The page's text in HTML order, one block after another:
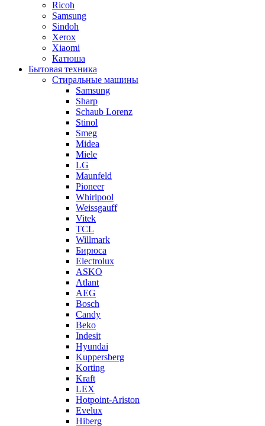
Ricoh
Samsung
Sindoh
Xerox
Xiaomi
Катюша
Бытовая техника
Стиральные машины
Samsung
Sharp
Schaub Lorenz
Stinol
Smeg
Midea
Miele
LG
Maunfeld
Pioneer
Whirlpool
Weissgauff
Vitek
TCL
Willmark
Бирюса
Electrolux
ASKO
Atlant
AEG
Bosch
Candy
Beko
Indesit
Hyundai
Kuppersberg
Korting
Kraft
LEX
Hotpoint-Ariston
Evelux
Hiberg